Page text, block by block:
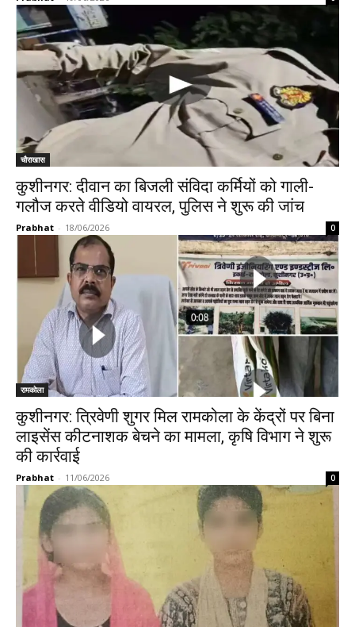
चौराखास
कुशीनगर: दीवान का बिजली संविदा कर्मियों को गाली-
गलौज करते वीडियो वायरल, पुलिस ने शुरू की जांच
Prabhat - 18/06/2026 0
रामकोला
कुशीनगर: त्रिवेणी शुगर मिल रामकोला के केंद्रों पर बिना
लाइसेंस कीटनाशक बेचने का मामला, कृषि विभाग ने शुरू
की कार्रवाई
Prabhat - 11/06/2026 0